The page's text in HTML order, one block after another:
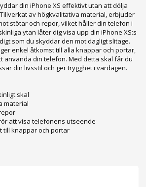
din iPhone XS effektivt utan att dölja
av högkvalitativa material, erbjuder
stötar och repor, vilket håller din telefon i
ytan låter dig visa upp din iPhone XS:s
som du skyddar den mot dagligt slitage.
enkel åtkomst till alla knappar och portar,
använda din telefon. Med detta skal får du
din livsstil och ger trygghet i vardagen.
skal
material
att visa telefonens utseende
till knappar och portar